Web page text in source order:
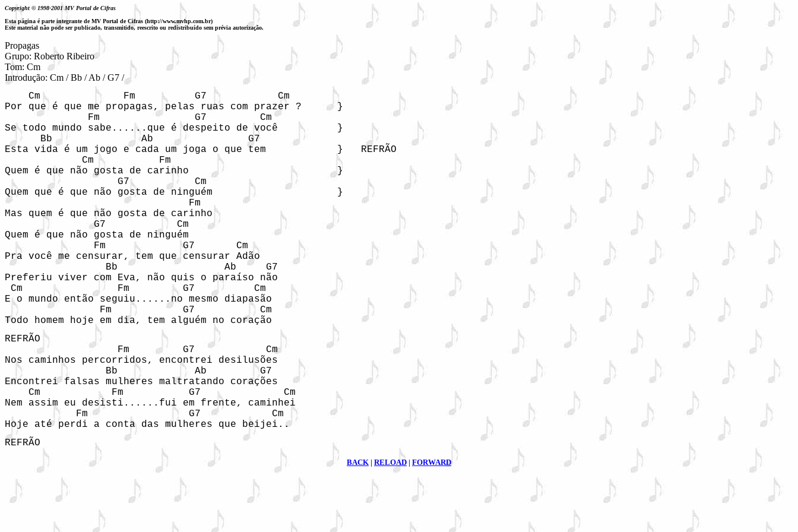
Copyright © 1998-2001 MV Portal de Cifras
Esta página é parte integrante de MV Portal de Cifras (http://www.mvhp.com.br)
Este material não pode ser publicado, transmitido, reescrito ou redistribuído sem prévia autorização.
Propagas
Grupo: Roberto Ribeiro
Tom: Cm
Introdução: Cm / Bb / Ab / G7 /
    Cm              Fm          G7            Cm
Por que é que me propagas, pelas ruas com prazer ?      }
              Fm                G7         Cm
Se todo mundo sabe......que é despeito de você          }
      Bb               Ab                G7
Esta vida é um jogo e cada um joga o que tem            }   REFRÃO
             Cm           Fm
Quem é que não gosta de carinho                         }
                   G7           Cm
Quem que é que não gosta de ninguém                     }
                               Fm
Mas quem é que não gosta de carinho
               G7            Cm
Quem é que não gosta de ninguém
               Fm             G7       Cm
Pra você me censurar, tem que censurar Adão
                 Bb                  Ab     G7
Preferiu viver com Eva, não quis o paraíso não
Cm                Fm         G7          Cm
E o mundo então seguiu......no mesmo diapasão
                Fm            G7           Cm
Todo homem hoje em dia, tem alguém no coração
REFRÃO
                   Fm         G7            Cm
Nos caminhos percorridos, encontrei desilusões
                 Bb             Ab         G7
Encontrei falsas mulheres maltratando corações
    Cm            Fm           G7              Cm
Nem assim eu desisti......fui em frente, caminhei
            Fm                 G7            Cm
Hoje até perdi a conta das mulheres que beijei..
REFRÃO
BACK | RELOAD | FORWARD